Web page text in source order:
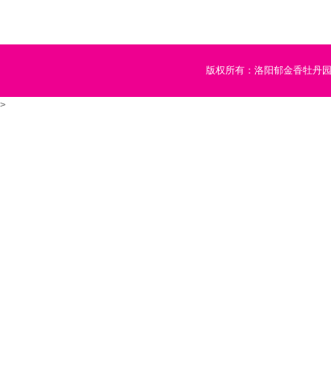
版权所有：洛阳郁金香牡丹园
>